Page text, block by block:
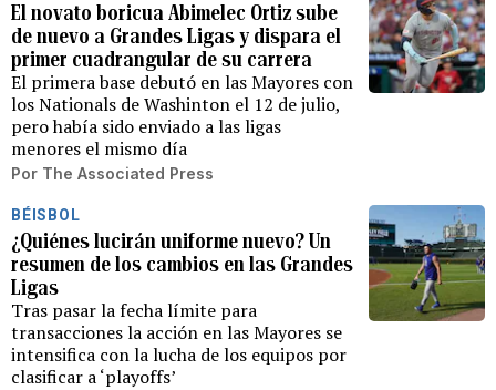
El novato boricua Abimelec Ortiz sube
de nuevo a Grandes Ligas y dispara el
primer cuadrangular de su carrera
El primera base debutó en las Mayores con
los Nationals de Washinton el 12 de julio,
pero había sido enviado a las ligas
menores el mismo día
Por The Associated Press
BÉISBOL
¿Quiénes lucirán uniforme nuevo? Un
resumen de los cambios en las Grandes
Ligas
Tras pasar la fecha límite para
transacciones la acción en las Mayores se
intensifica con la lucha de los equipos por
clasificar a ‘playoffs’